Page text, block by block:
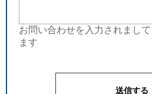
お問い合わせを入力されまし
ます